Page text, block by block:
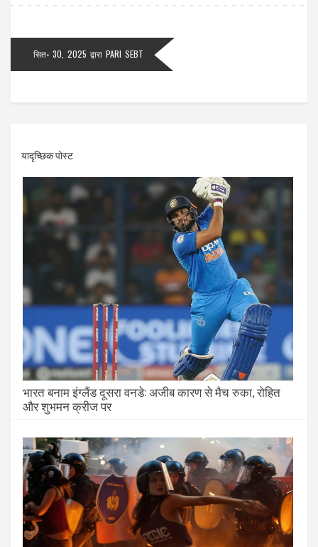
सित॰ 30, 2025 द्वारा PARI SEBT
यादृच्छिक पोस्ट
भारत बनाम इंग्लैंड दूसरा वनडे: अजीब कारण से मैच रुका, रोहित
और शुभमन क्रीज पर